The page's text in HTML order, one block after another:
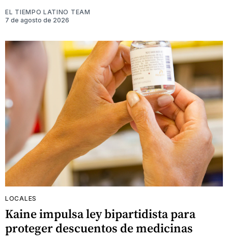
EL TIEMPO LATINO TEAM
7 de agosto de 2026
LOCALES
Kaine impulsa ley bipartidista para
proteger descuentos de medicinas